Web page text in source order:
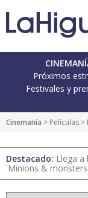
Próximos
Festivales y
Cinemanía > Películas >
Destacado: Llega a
'Minions & monsters'